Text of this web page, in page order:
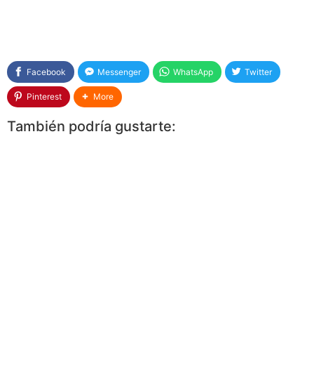
Facebook Messenger WhatsApp Twitter
Pinterest More
También podría gustarte: